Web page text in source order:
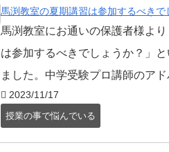
馬渕教室の夏期講習は参加するべきで
馬渕教室にお通いの保護者様よ
は参加するべきでしょうか？」
ました。中学受験プロ講師のアド
2023/11/17
授業の事で悩んでいる